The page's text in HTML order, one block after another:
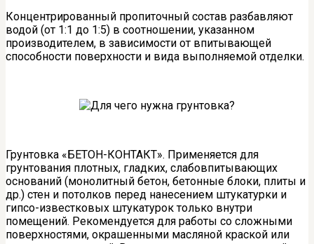
Концентрированный пропиточный состав разбавляют
водой (от 1:1 до 1:5) в соотношении, указанном
производителем, в зависимости от впитывающей
способности поверхности и вида выполняемой отделки.
Грунтовка «БЕТОН-КОНТАКТ». Применяется для
грунтования плотных, гладких, слабовпитывающих
оснований (монолитный бетон, бетонные блоки, плиты и
др.) стен и потолков перед нанесением штукатурки и
гипсо-известковых штукатурок только внутри
помещений. Рекомендуется для работы со сложными
поверхностями, окрашенными масляной краской или